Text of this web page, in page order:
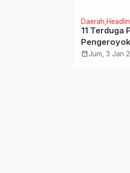
Daerah
11 Terduga
Diamankan
calendar_monthJum, 3 Jan